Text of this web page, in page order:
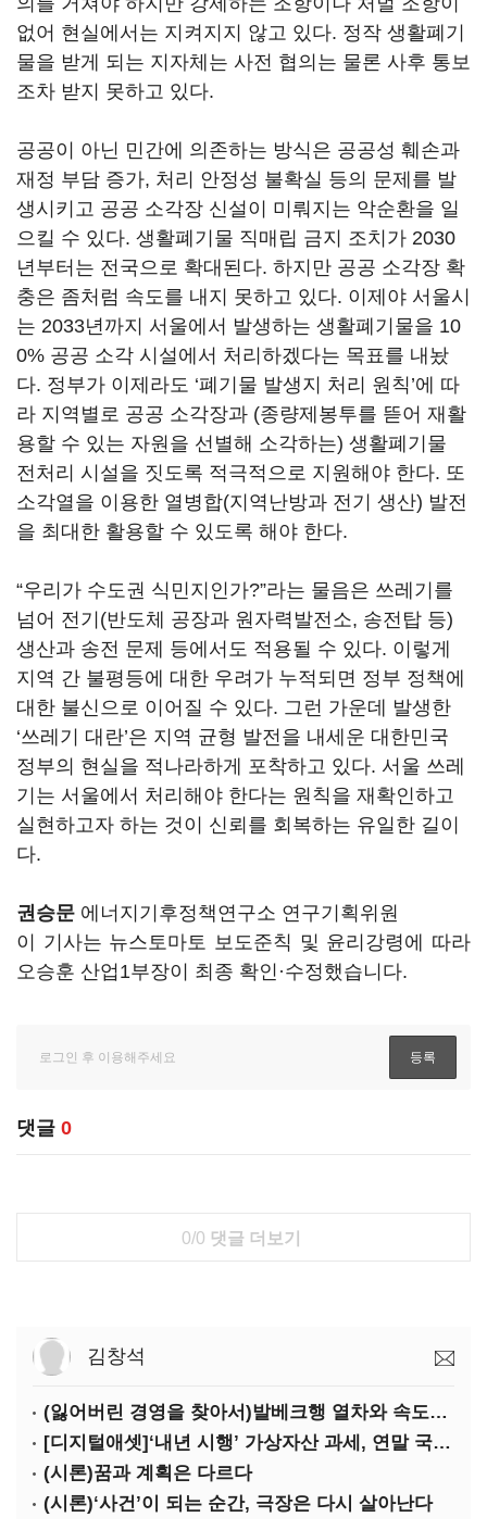
없어 현실에서는 지켜지지 않고 있다. 정작 생활폐기
물을 받게 되는 지자체는 사전 협의는 물론 사후 통보
조차 받지 못하고 있다.
공공이 아닌 민간에 의존하는 방식은 공공성 훼손과
재정 부담 증가, 처리 안정성 불확실 등의 문제를 발
생시키고 공공 소각장 신설이 미뤄지는 악순환을 일
으킬 수 있다. 생활폐기물 직매립 금지 조치가 2030
년부터는 전국으로 확대된다. 하지만 공공 소각장 확
충은 좀처럼 속도를 내지 못하고 있다. 이제야 서울시
는 2033년까지 서울에서 발생하는 생활폐기물을 10
0% 공공 소각 시설에서 처리하겠다는 목표를 내놨
다. 정부가 이제라도 ‘폐기물 발생지 처리 원칙’에 따
라 지역별로 공공 소각장과 (종량제봉투를 뜯어 재활
용할 수 있는 자원을 선별해 소각하는) 생활폐기물
전처리 시설을 짓도록 적극적으로 지원해야 한다. 또
소각열을 이용한 열병합(지역난방과 전기 생산) 발전
을 최대한 활용할 수 있도록 해야 한다.
“우리가 수도권 식민지인가?”라는 물음은 쓰레기를
넘어 전기(반도체 공장과 원자력발전소, 송전탑 등)
생산과 송전 문제 등에서도 적용될 수 있다. 이렇게
지역 간 불평등에 대한 우려가 누적되면 정부 정책에
대한 불신으로 이어질 수 있다. 그런 가운데 발생한
‘쓰레기 대란’은 지역 균형 발전을 내세운 대한민국
정부의 현실을 적나라하게 포착하고 있다. 서울 쓰레
기는 서울에서 처리해야 한다는 원칙을 재확인하고
실현하고자 하는 것이 신뢰를 회복하는 유일한 길이
다.
권승문 에너지기후정책연구소 연구기획위원
이 기사는 뉴스토마토 보도준칙 및 윤리강령에 따라
오승훈 산업1부장이 최종 확인·수정했습니다.
댓글 0
0/0 댓글 더보기
김창석
(잃어버린 경영을 찾아서)발베크행 열차와 속도의 환상: 디지털 전환과 물류 혁신의 포용적 노동 전략
[디지털애셋]‘내년 시행’ 가상자산 과세, 연말 국회 문턱 넘을까
(시론)꿈과 계획은 다르다
(시론)‘사건’이 되는 순간, 극장은 다시 살아난다